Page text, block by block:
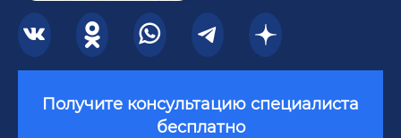
Получите консультацию специалиста
бесплатно